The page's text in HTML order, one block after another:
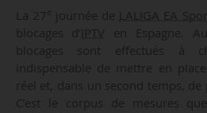
La 27
journée de LALIGA EA
blocages d’ IPTV
en Espagne.
blocages sont effectués à
indispensable de mettre en
réel et, dans un second temps,
C’est le corpus de mesures